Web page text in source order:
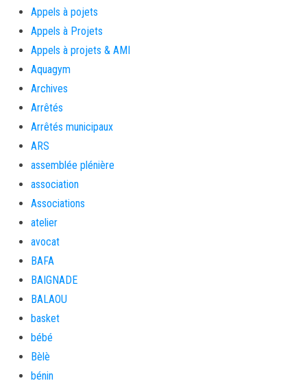
Appels à pojets
Appels à Projets
Appels à projets & AMI
Aquagym
Archives
Arrêtés
Arrêtés municipaux
ARS
assemblée plénière
association
Associations
atelier
avocat
BAFA
BAIGNADE
BALAOU
basket
bébé
Bèlè
bénin